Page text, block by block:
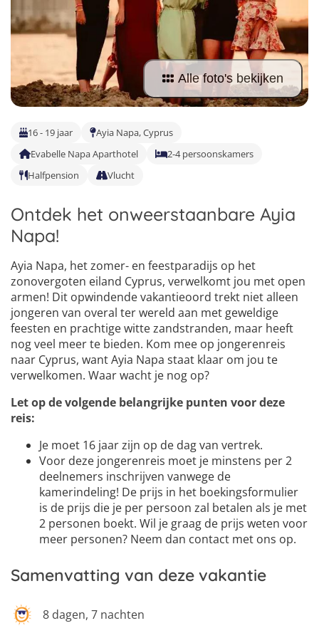
Malta
Nederland
Buitenland
Surfkampen Buitenland
Surfkampen 18+
Taalvakanties Duits
Taalvakanties Italiaans
4
5
6
Alle foto's bekijken
16 - 19 jaar
Ayia Napa, Cyprus
Evabelle Napa Aparthotel
2-4 persoonskamers
Halfpension
Vlucht
Ontdek het onweerstaanbare Ayia
Napa!
Ayia Napa, het zomer- en feestparadijs op het
zonovergoten eiland Cyprus, verwelkomt jou met open
armen! Dit opwindende vakantieoord trekt niet alleen
jongeren van overal ter wereld aan met geweldige
feesten en prachtige witte zandstranden, maar heeft
nog veel meer te bieden. Kom mee op jongerenreis
naar Cyprus, want Ayia Napa staat klaar om jou te
verwelkomen. Waar wacht je nog op?
Let op de volgende belangrijke punten voor deze
reis:
Je moet 16 jaar zijn op de dag van vertrek.
Voor deze jongerenreis moet je minstens per 2
deelnemers inschrijven vanwege de
kamerindeling! De prijs in het boekingsformulier
is de prijs die je per persoon zal betalen als je met
2 personen boekt. Wil je graag de prijs weten voor
meer personen? Neem dan contact met ons op.
Samenvatting van deze vakantie
8 dagen, 7 nachten